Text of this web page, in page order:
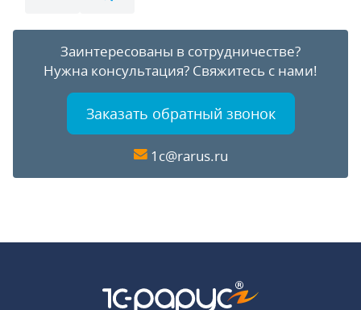
Заинтересованы в сотрудничестве?
Нужна консультация? Свяжитесь с нами!
Заказать обратный звонок
1c@rarus.ru